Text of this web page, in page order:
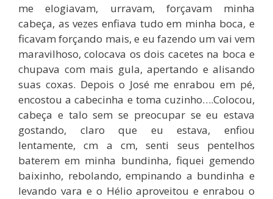
me elogiavam, urravam, forçavam minha
cabeça, as vezes enfiava tudo em minha boca, e
ficavam forçando mais, e eu fazendo um vai vem
maravilhoso, colocava os dois cacetes na boca e
chupava com mais gula, apertando e alisando
suas coxas. Depois o José me enrabou em pé,
encostou a cabecinha e toma cuzinho….Colocou,
cabeça e talo sem se preocupar se eu estava
gostando, claro que eu estava, enfiou
lentamente, cm a cm, senti seus pentelhos
baterem em minha bundinha, fiquei gemendo
baixinho, rebolando, empinando a bundinha e
levando vara e o Hélio aproveitou e enrabou o